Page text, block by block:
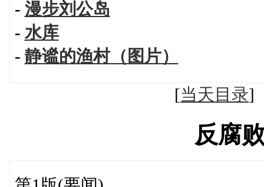
- 漫步刘公岛
- 水库
- 静谧的渔村（图片）
[当天目录
反腐